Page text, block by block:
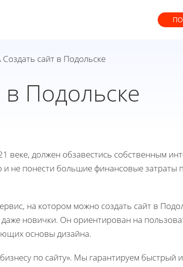
Создать сайт в Подольске
в Подольске
веке, должен обзавестись собственным
и не понести большие финансовые затраты
на котором можно создать сайт в
даже новички. Он ориентирован на
основы дизайна.
по сайту». Мы гарантируем быстрый